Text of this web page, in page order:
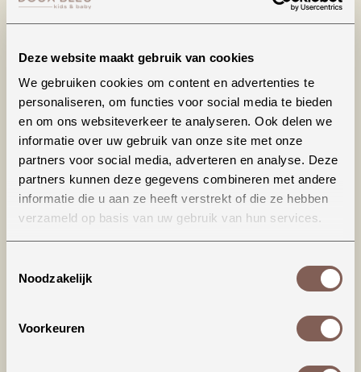
Deze website maakt gebruik van cookies
We gebruiken cookies om content en advertenties te
personaliseren, om functies voor social media te bieden
en om ons websiteverkeer te analyseren. Ook delen we
informatie over uw gebruik van onze site met onze
partners voor social media, adverteren en analyse. Deze
partners kunnen deze gegevens combineren met andere
informatie die u aan ze heeft verstrekt of die ze hebben
verzameld op basis van uw gebruik van hun services.
Noodzakelijk
Voorkeuren
Kaleo pant
€ 26,99
BEKIJKEN
Haldur ss loose
€ 24,99
BEKIJKEN
SALE
€ 26,99
BEKIJKEN